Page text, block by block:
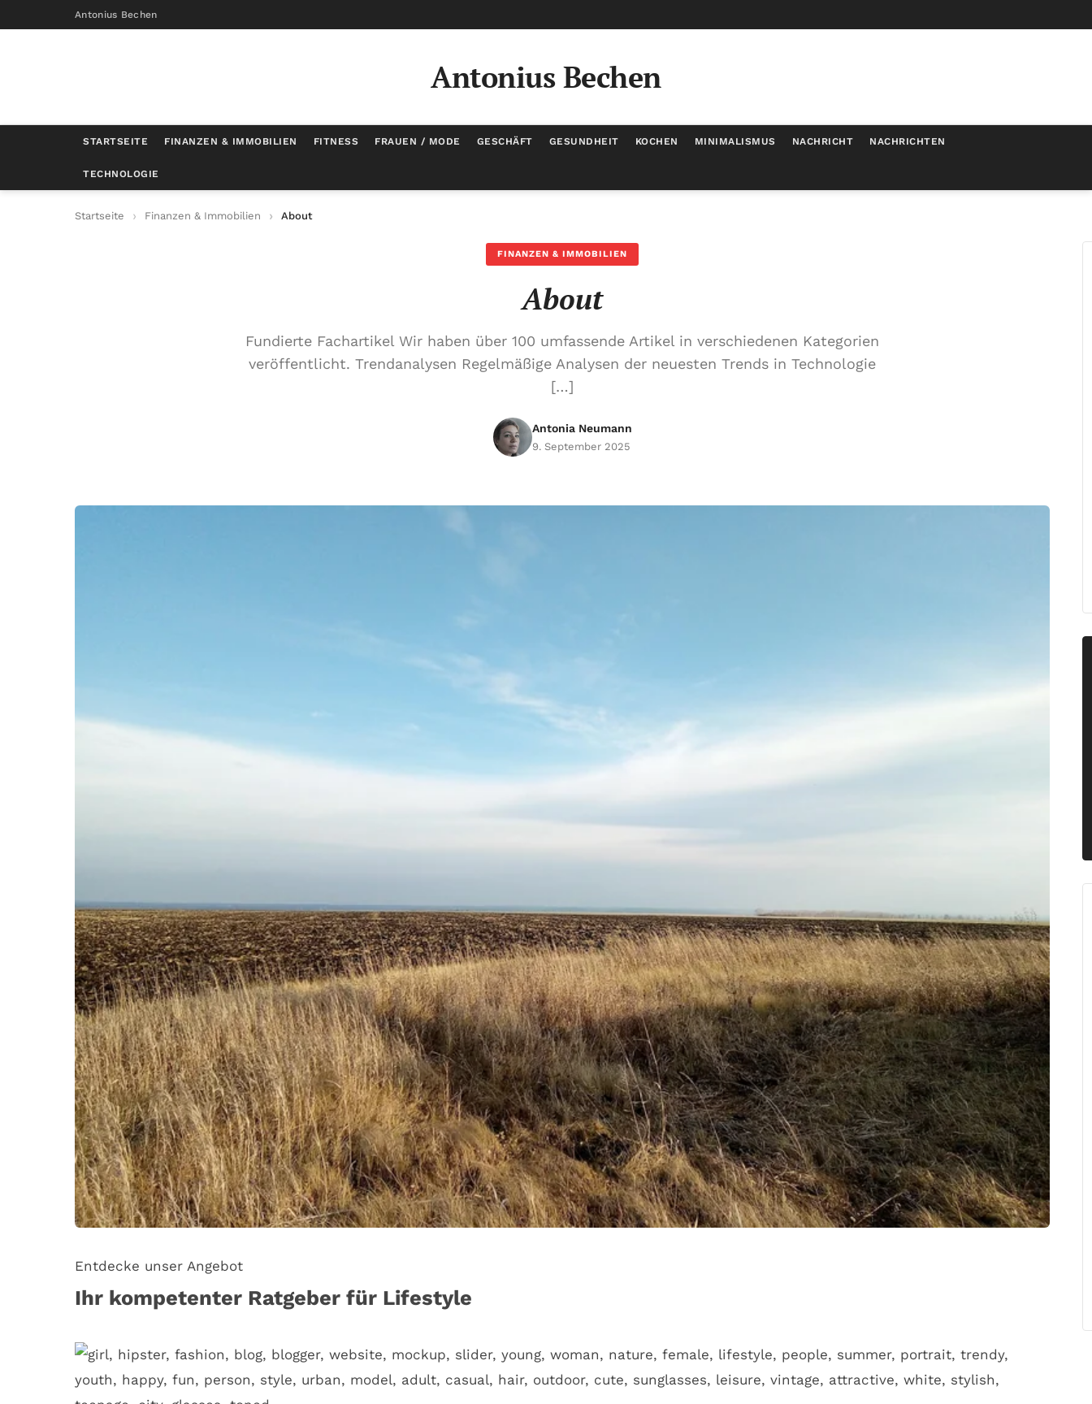
Antonius Bechen
Antonius Bechen
STARTSEITE FINANZEN & IMMOBILIEN FITNESS FRAUEN / MODE GESCHÄFT GESUNDHEIT KOCHEN MINIMALISMUS NACHRICHT NACHRICHTEN
TECHNOLOGIE
Startseite Finanzen & Immobilien About
FINANZEN & IMMOBILIEN
About
Fundierte Fachartikel Wir haben über 100 umfassende Artikel in verschiedenen Kategorien
veröffentlicht. Trendanalysen Regelmäßige Analysen der neuesten Trends in Technologie
[…]
Antonia Neumann
9. September 2025
Entdecke unser Angebot
Ihr kompetenter Ratgeber für Lifestyle